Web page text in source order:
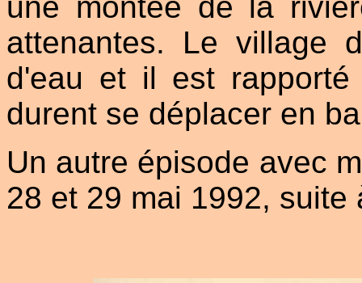
attenantes. Le village
d'eau et il est
durent se déplacer en
Un autre épisode avec
28 et 29 mai 1992,